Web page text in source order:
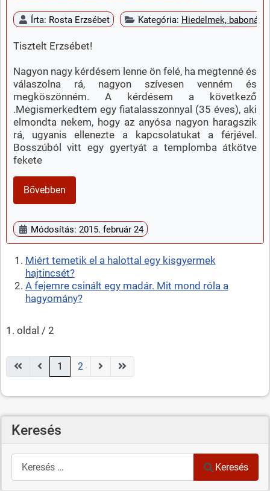
Írta: Rosta Erzsébet Kategória: Hiedelmek, babonák
Tisztelt Erzsébet!
Nagyon nagy kérdésem lenne ön felé, ha megtenné és
válaszolna rá, nagyon szívesen venném és
megköszönném. A kérdésem a következő
.Megismerkedtem egy fiatalasszonnyal (35 éves), aki
elmondta nekem, hogy az anyósa nagyon haragszik
rá, ugyanis ellenezte a kapcsolatukat a férjével.
Bosszúból vitt egy gyertyát a templomba átkötve
fekete
Bővebben
Módosítás: 2015. február 24
Miért temetik el a halottal egy kisgyermek
hajtincsét?
A fejemre csinált egy madár. Mit mond róla a
hagyomány?
1. oldal / 2
1 2
Keresés
Keresés
Keresés